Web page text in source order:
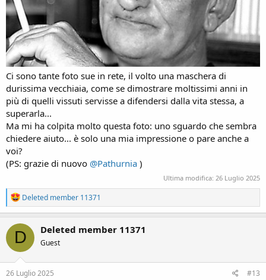
Ci sono tante foto sue in rete, il volto una maschera di
durissima vecchiaia, come se dimostrare moltissimi anni in
più di quelli vissuti servisse a difendersi dalla vita stessa, a
superarla...
Ma mi ha colpita molto questa foto: uno sguardo che sembra
chiedere aiuto... è solo una mia impressione o pare anche a
voi?
(PS: grazie di nuovo @Pathurnia )
Ultima modifica: 26 Luglio 2025
R
e
a
c
t
i
o
n
s
Deleted member 11371
D Deleted member 11371
Guest
26 Luglio 2025 #13